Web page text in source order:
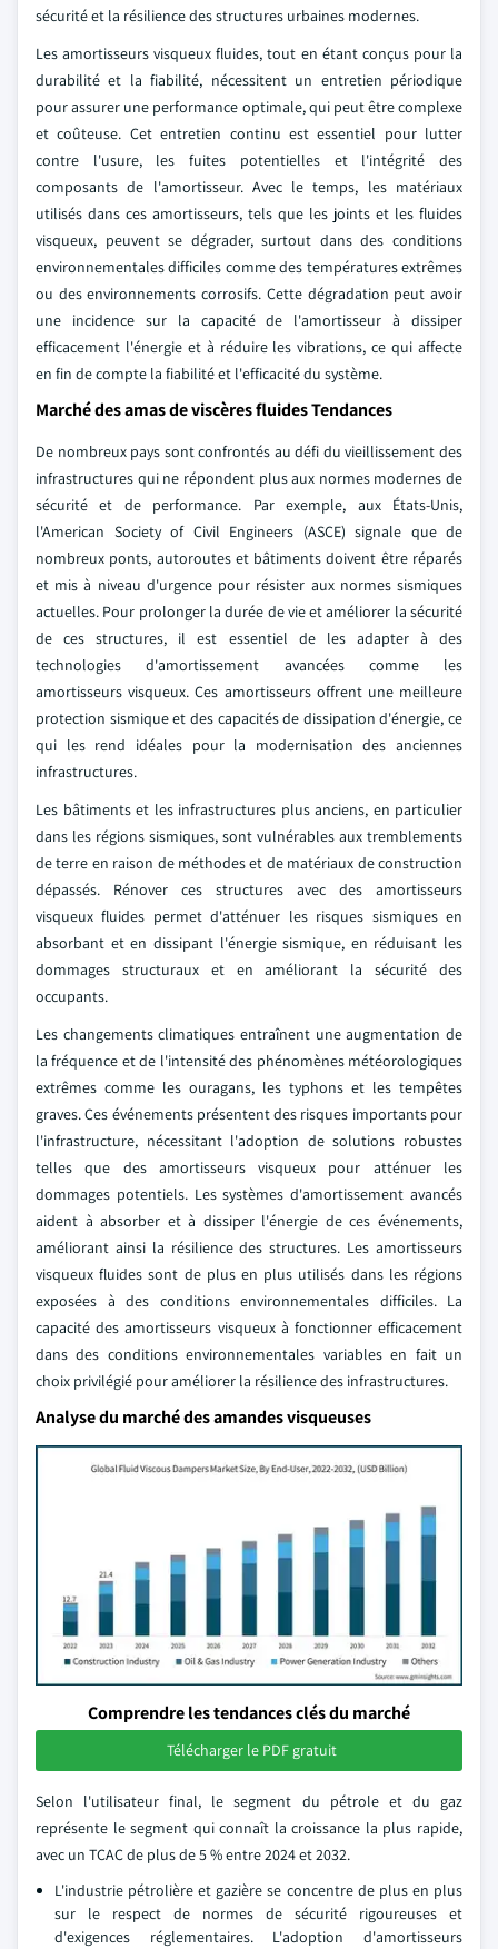
sécurité et la résilience des structures urbaines modernes.
Les amortisseurs visqueux fluides, tout en étant conçus pour la
durabilité et la fiabilité, nécessitent un entretien périodique
pour assurer une performance optimale, qui peut être complexe
et coûteuse. Cet entretien continu est essentiel pour lutter
contre l'usure, les fuites potentielles et l'intégrité des
composants de l'amortisseur. Avec le temps, les matériaux
utilisés dans ces amortisseurs, tels que les joints et les fluides
visqueux, peuvent se dégrader, surtout dans des conditions
environnementales difficiles comme des températures extrêmes
ou des environnements corrosifs. Cette dégradation peut avoir
une incidence sur la capacité de l'amortisseur à dissiper
efficacement l'énergie et à réduire les vibrations, ce qui affecte
en fin de compte la fiabilité et l'efficacité du système.
Marché des amas de viscères fluides Tendances
De nombreux pays sont confrontés au défi du vieillissement des
infrastructures qui ne répondent plus aux normes modernes de
sécurité et de performance. Par exemple, aux États-Unis,
l'American Society of Civil Engineers (ASCE) signale que de
nombreux ponts, autoroutes et bâtiments doivent être réparés
et mis à niveau d'urgence pour résister aux normes sismiques
actuelles. Pour prolonger la durée de vie et améliorer la sécurité
de ces structures, il est essentiel de les adapter à des
technologies d'amortissement avancées comme les
amortisseurs visqueux. Ces amortisseurs offrent une meilleure
protection sismique et des capacités de dissipation d'énergie, ce
qui les rend idéales pour la modernisation des anciennes
infrastructures.
Les bâtiments et les infrastructures plus anciens, en particulier
dans les régions sismiques, sont vulnérables aux tremblements
de terre en raison de méthodes et de matériaux de construction
dépassés. Rénover ces structures avec des amortisseurs
visqueux fluides permet d'atténuer les risques sismiques en
absorbant et en dissipant l'énergie sismique, en réduisant les
dommages structuraux et en améliorant la sécurité des
occupants.
Les changements climatiques entraînent une augmentation de
la fréquence et de l'intensité des phénomènes météorologiques
extrêmes comme les ouragans, les typhons et les tempêtes
graves. Ces événements présentent des risques importants pour
l'infrastructure, nécessitant l'adoption de solutions robustes
telles que des amortisseurs visqueux pour atténuer les
dommages potentiels. Les systèmes d'amortissement avancés
aident à absorber et à dissiper l'énergie de ces événements,
améliorant ainsi la résilience des structures. Les amortisseurs
visqueux fluides sont de plus en plus utilisés dans les régions
exposées à des conditions environnementales difficiles. La
capacité des amortisseurs visqueux à fonctionner efficacement
dans des conditions environnementales variables en fait un
choix privilégié pour améliorer la résilience des infrastructures.
Analyse du marché des amandes visqueuses
Comprendre les tendances clés du marché
Télécharger le PDF gratuit
Selon l'utilisateur final, le segment du pétrole et du gaz
représente le segment qui connaît la croissance la plus rapide,
avec un TCAC de plus de 5 % entre 2024 et 2032.
L'industrie pétrolière et gazière se concentre de plus en plus
sur le respect de normes de sécurité rigoureuses et
d'exigences réglementaires. L'adoption d'amortisseurs